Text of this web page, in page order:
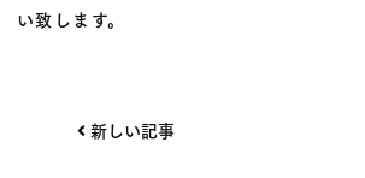
い致します。
投新しい記事